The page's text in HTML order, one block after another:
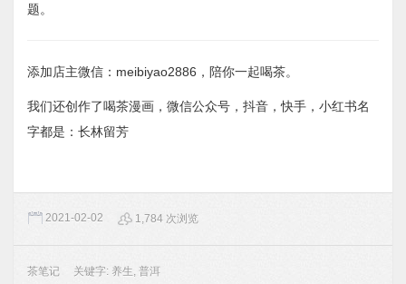
题。
添加店主微信：meibiyao2886，陪你一起喝茶。
我们还创作了喝茶漫画，微信公众号，抖音，快手，小红书名
字都是：长林留芳
2021-02-02 1,784 次浏览
茶笔记 关键字: 养生 普洱